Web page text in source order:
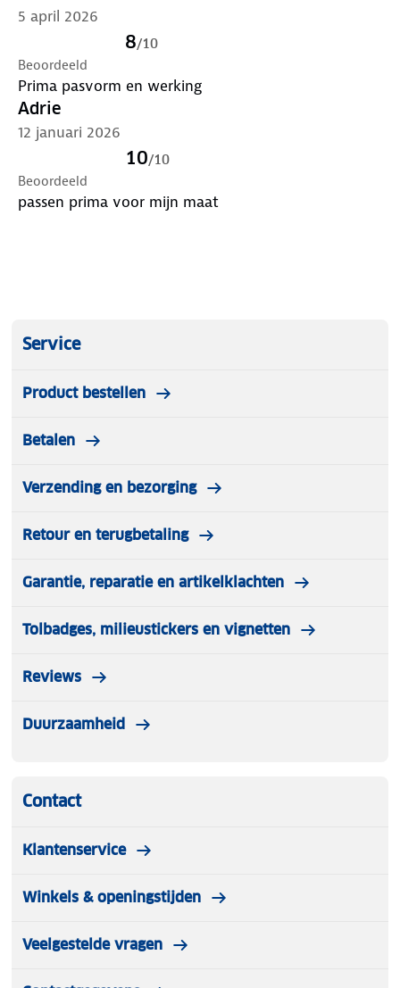
5 april 2026
8/10
Beoordeeld
Prima pasvorm en werking
Adrie
12 januari 2026
10/10
Beoordeeld
passen prima voor mijn maat
Service
Product bestellen
Betalen
Verzending en bezorging
Retour en terugbetaling
Garantie, reparatie en artikelklachten
Tolbadges, milieustickers en vignetten
Reviews
Duurzaamheid
Contact
Klantenservice
Winkels & openingstijden
Veelgestelde vragen